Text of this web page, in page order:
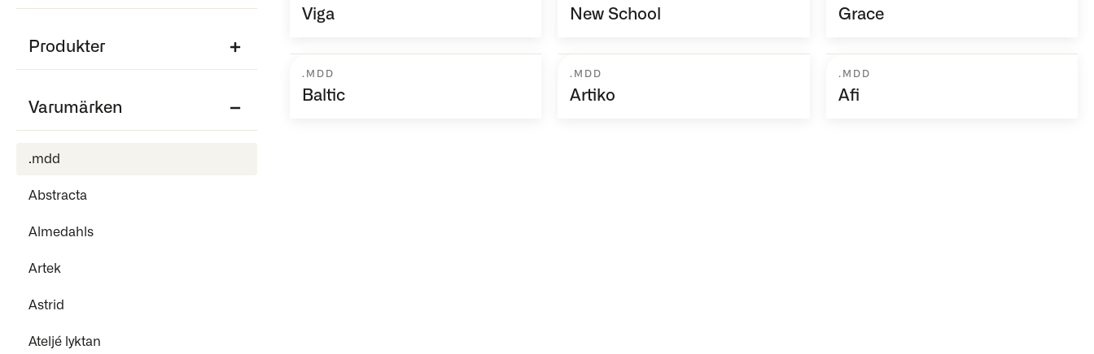
Produkter
Varumärken
.mdd
Abstracta
Almedahls
Artek
Astrid
Ateljé lyktan
Viga New School Grace
.MDD
Baltic
.MDD
Artiko
.MDD
Afi